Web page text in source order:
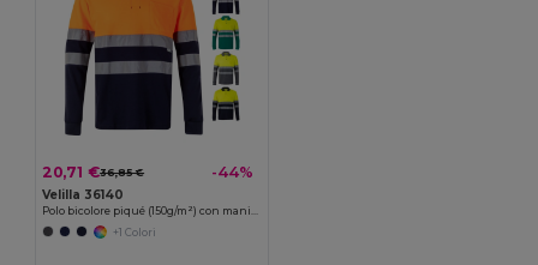
20,71 €36,85 € -44%
Velilla 36140
+1 Colori